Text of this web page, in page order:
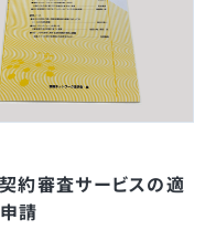
約審査サービスの適
請